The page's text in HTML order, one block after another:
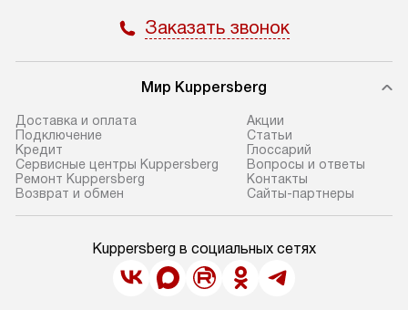
Заказать звонок
Мир Kuppersberg
Доставка и оплата
Подключение
Кредит
Сервисные центры Kuppersberg
Ремонт Kuppersberg
Возврат и обмен
Акции
Cтатьи
Глоссарий
Вопросы и ответы
Контакты
Сайты-партнеры
Kuppersberg в социальных сетях